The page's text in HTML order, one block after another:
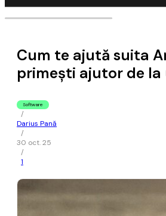
Cum te ajută suita
primești ajutor de la
Software
/
Darius Pană
/
30 oct. 25
/
1